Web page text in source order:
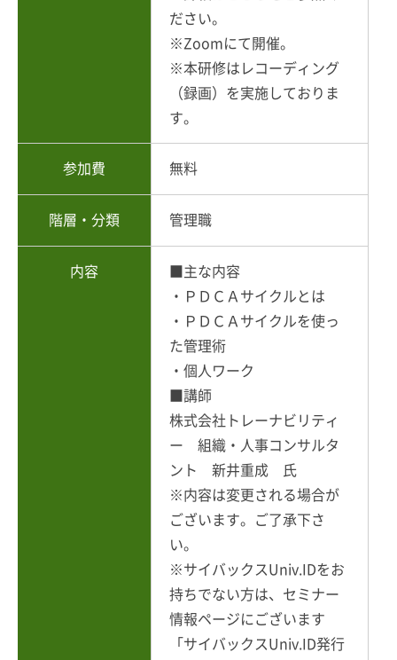
ださい。
※Zoomにて開催。
※本研修はレコーディング
（録画）を実施しておりま
す。
参加費 無料
階層・分類 管理職
内容
■主な内容
・ＰＤＣＡサイクルとは
・ＰＤＣＡサイクルを使っ
た管理術
・個人ワーク
■講師
株式会社トレーナビリティ
ー 組織・人事コンサルタ
ント 新井重成 氏
※内容は変更される場合が
ございます。ご了承下さ
い。
※サイバックスUniv.IDをお
持ちでない方は、セミナー
情報ページにございます
「サイバックスUniv.ID発行